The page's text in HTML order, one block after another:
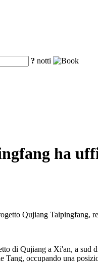
? notti
ha
Qujiang Taipingfang,
di Qujiang a Xi'an, a sud
occupando una